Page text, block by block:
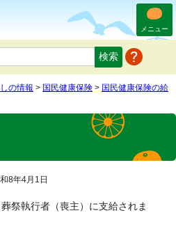
メニュー
の情報 > 国民健康保険 > 国民健康保険の給
8年4月1日
祭執行者（喪主）に支給されま